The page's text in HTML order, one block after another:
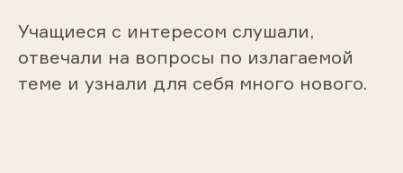
Учащиеся с интересом слушали,
отвечали на вопросы по излагаемой
теме и узнали для себя много нового.